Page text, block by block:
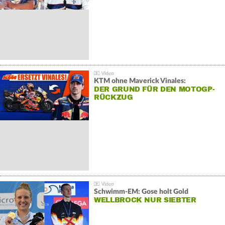
KTM ohne Maverick Vinales:
DER GRUND FÜR DEN MOTOGP-
RÜCKZUG
Schwimm-EM: Gose holt Gold
WELLBROCK NUR SIEBTER